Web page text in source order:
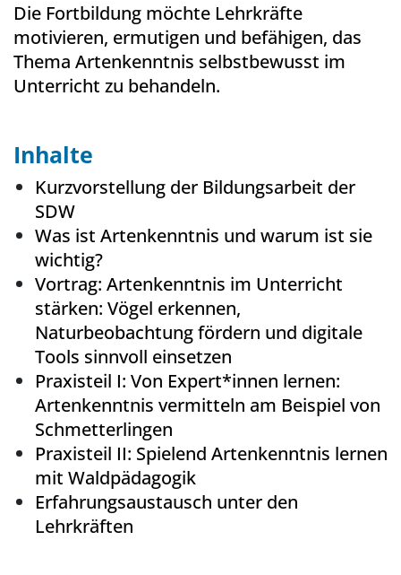
Die Fortbildung möchte Lehrkräfte
motivieren, ermutigen und befähigen, das
Thema Artenkenntnis selbstbewusst im
Unterricht zu behandeln.
Inhalte
Kurzvorstellung der Bildungsarbeit der
SDW
Was ist Artenkenntnis und warum ist sie
wichtig?
Vortrag: Artenkenntnis im Unterricht
stärken: Vögel erkennen,
Naturbeobachtung fördern und digitale
Tools sinnvoll einsetzen
Praxisteil I: Von Expert*innen lernen:
Artenkenntnis vermitteln am Beispiel von
Schmetterlingen
Praxisteil II: Spielend Artenkenntnis lernen
mit Waldpädagogik
Erfahrungsaustausch unter den
Lehrkräften